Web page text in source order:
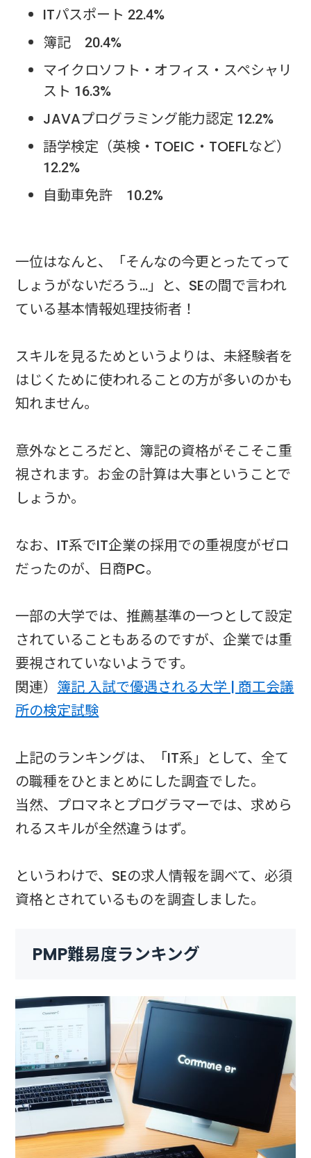
ITパスポート 22.4%
簿記 20.4%
マイクロソフト・オフィス・スペシャリ
スト 16.3%
JAVAプログラミング能力認定 12.2%
語学検定（英検・TOEIC・TOEFLなど）
12.2%
自動車免許 10.2%
一位はなんと、「そんなの今更とったてって
しょうがないだろう…」と、SEの間で言われ
ている基本情報処理技術者！
スキルを見るためというよりは、未経験者を
はじくために使われることの方が多いのかも
知れません。
意外なところだと、簿記の資格がそこそこ重
視されます。お金の計算は大事ということで
しょうか。
なお、IT系でIT企業の採用での重視度がゼロ
だったのが、日商PC。
一部の大学では、推薦基準の一つとして設定
されていることもあるのですが、企業では重
要視されていないようです。
関連） 簿記 入試で優遇される大学 | 商工会議
所の検定試験
上記のランキングは、「IT系」として、全て
の職種をひとまとめにした調査でした。
当然、プロマネとプログラマーでは、求めら
れるスキルが全然違うはず。
というわけで、SEの求人情報を調べて、必須
資格とされているものを調査しました。
PMP難易度ランキング